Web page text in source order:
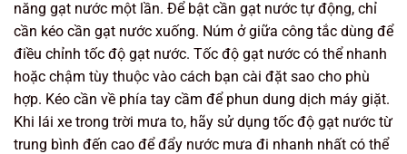
năng gạt nước một lần. Để bật cần gạt nước tự động, chỉ
cần kéo cần gạt nước xuống. Núm ở giữa công tắc dùng để
điều chỉnh tốc độ gạt nước. Tốc độ gạt nước có thể nhanh
hoặc chậm tùy thuộc vào cách bạn cài đặt sao cho phù
hợp. Kéo cần về phía tay cầm để phun dung dịch máy giặt.
Khi lái xe trong trời mưa to, hãy sử dụng tốc độ gạt nước từ
trung bình đến cao để đẩy nước mưa đi nhanh nhất có thể